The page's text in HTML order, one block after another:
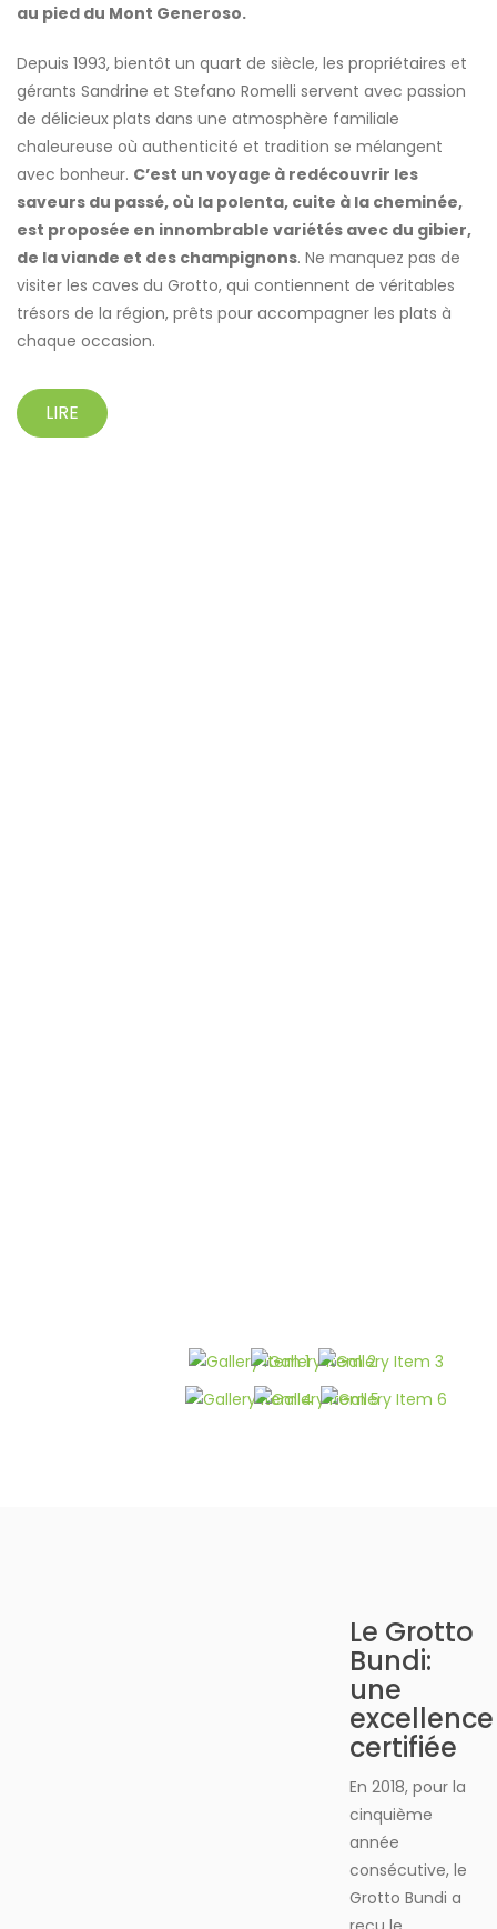
au pied du Mont Generoso.
Depuis 1993, bientôt un quart de siècle, les propriétaires et
gérants Sandrine et Stefano Romelli servent avec passion
de délicieux plats dans une atmosphère familiale
chaleureuse où authenticité et tradition se mélangent
avec bonheur. C’est un voyage à redécouvrir les
saveurs du passé, où la polenta, cuite à la cheminée,
est proposée en innombrable variétés avec du gibier,
de la viande et des champignons. Ne manquez pas de
visiter les caves du Grotto, qui contiennent de véritables
trésors de la région, prêts pour accompagner les plats à
chaque occasion.
LIRE
Le Grotto
Bundi:
une
excellence
certifiée
En 2018, pour la
cinquième
année
consécutive, le
Grotto Bundi a